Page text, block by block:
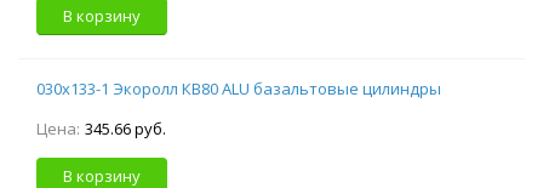
В корзину
030х133-1 Экоролл КВ80 ALU базальтовые цилиндры
Цена: 345.66 руб.
В корзину